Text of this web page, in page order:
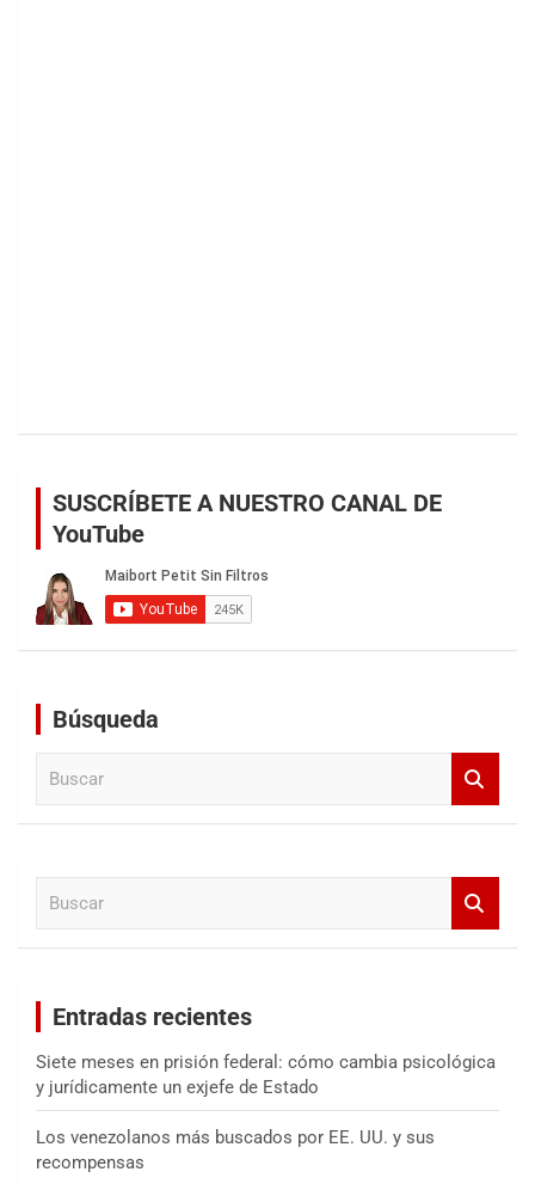
SUSCRÍBETE A NUESTRO CANAL DE
YouTube
Búsqueda
Entradas recientes
Siete meses en prisión federal: cómo cambia psicológica
y jurídicamente un exjefe de Estado
Los venezolanos más buscados por EE. UU. y sus
recompensas